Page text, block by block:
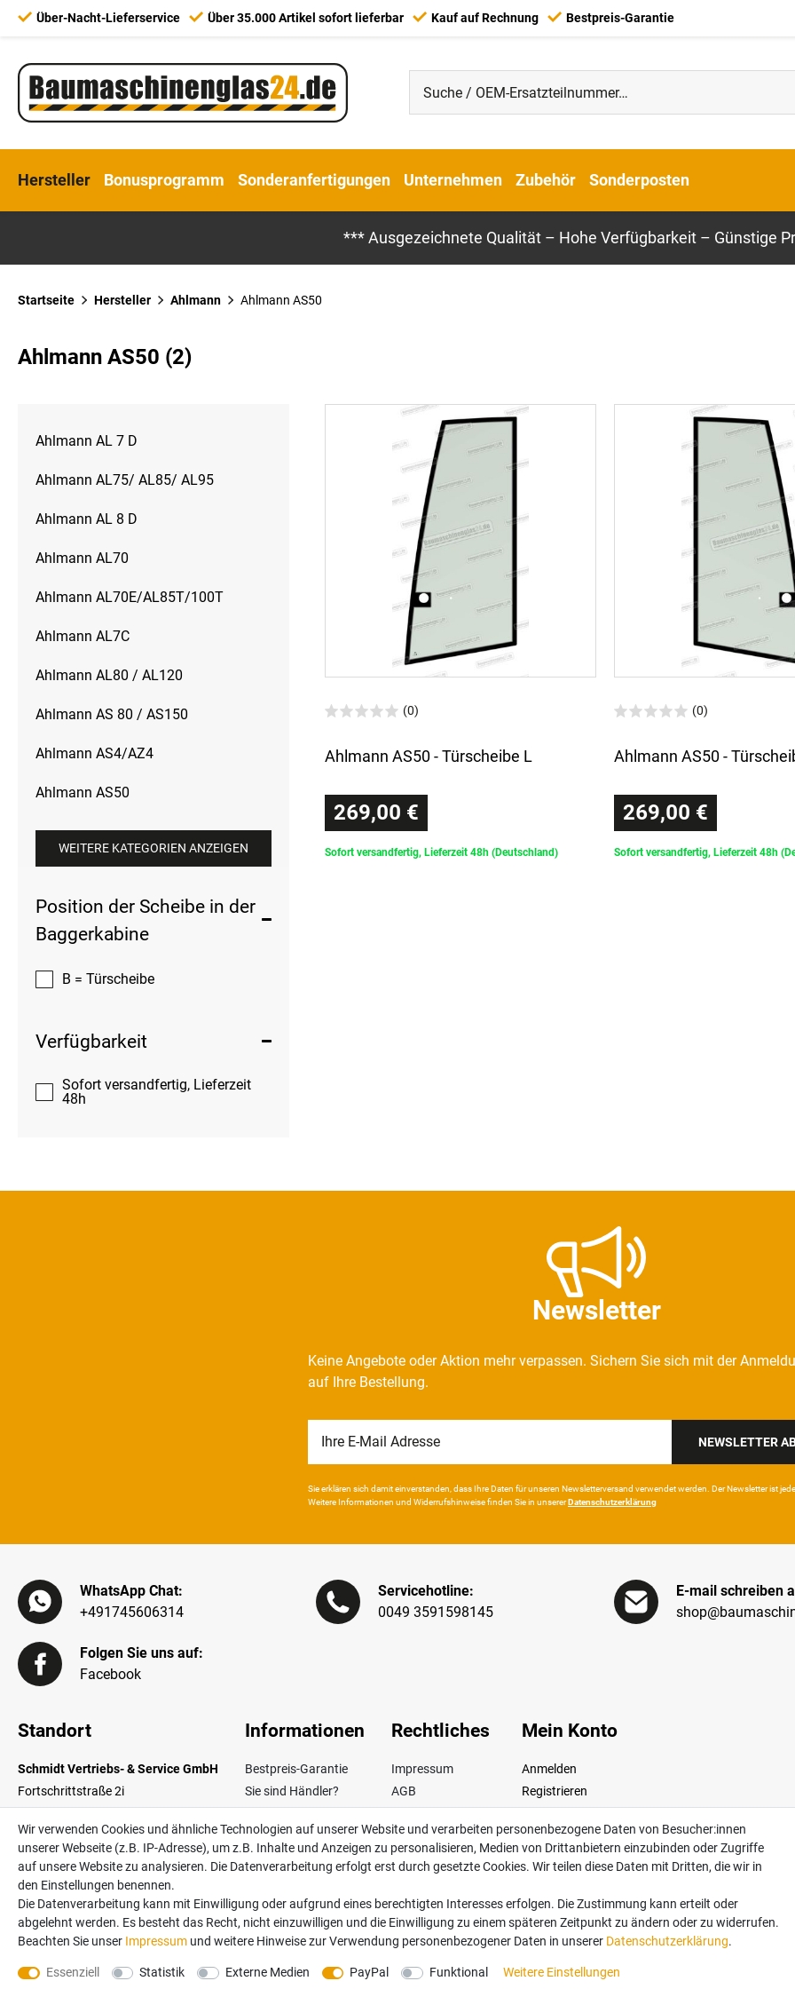
Über-Nacht-Lieferservice Über 35.000 Artikel sofort lieferbar Kauf auf Rechnung Bestpreis-Garantie
Hersteller Bonusprogramm Sonderanfertigungen Unternehmen Zubehör Sonderposten
*** Ausgezeichnete Qualität – Hohe Verfügbarkeit – Günstige
Startseite Hersteller Ahlmann Ahlmann AS50
Ahlmann AS50 (2)
Ahlmann AL 7 D
Ahlmann AL75/ AL85/ AL95
Ahlmann AL 8 D
Ahlmann AL70
Ahlmann AL70E/AL85T/100T
Ahlmann AL7C
Ahlmann AL80 / AL120
Ahlmann AS 80 / AS150
Ahlmann AS4/AZ4
Ahlmann AS50
WEITERE KATEGORIEN ANZEIGEN
Position der Scheibe in der
Baggerkabine
B = Türscheibe
Verfügbarkeit
Sofort versandfertig, Lieferzeit
48h
(0)
Ahlmann AS50 - Türscheibe L
269,00 €
Sofort versandfertig, Lieferzeit 48h (Deutschland)
(0)
Ahlmann AS50 -
269,00 €
Sofort versandfertig, Lieferzeit 48h
Newsletter
Keine Angebote oder Aktion mehr verpassen. Sichern Sie sich mit der
auf Ihre Bestellung.
Honig
NEWSLETTER
Sie erklären sich damit ein­ver­standen, dass Ihre Da­ten für unseren News­letter­versand ver­wen­det werden. Der News­letter ist
Weitere Infor­mationen und Wider­rufshin­weise finden Sie in unsererDaten­schutz­erklärung
WhatsApp Chat:
+491745606314
Servicehotline:
0049 3591598145
E-mail schreiben
Folgen Sie uns auf:
Facebook
Standort
Schmidt Vertriebs- & Service GmbH
Fortschrittstraße 2i
Germany
Informationen
Bestpreis-Garantie
Sie sind Händler?
Lieferinformationen
Rechtliches
Impressum
AGB
Datenschutz
Vertrag widerrufen
Mein Konto
Anmelden
Registrieren
Alle Preise in Euro und inkl. der gesetzlichen Mehrwertsteuer ggf. zzgl. Versandkosten. Lieferung innerhalb Deutschlands. Änderungen und Irrtümer vorbehalten.
©2026 Schmidt Vertriebs- & Service GmbH / powered by
Wir verwenden Cookies und ähnliche Technologien auf unserer Website und verarbeiten personenbezogene Daten von Besucher:innen
unserer Webseite (z.B. IP-Adresse), um z.B. Inhalte und Anzeigen zu personalisieren, Medien von Drittanbietern einzubinden oder Zugriffe
auf unsere Website zu analysieren. Die Datenverarbeitung erfolgt erst durch gesetzte Cookies. Wir teilen diese Daten mit Dritten, die wir in
den Einstellungen benennen.
Die Datenverarbeitung kann mit Einwilligung oder aufgrund eines berechtigten Interesses erfolgen. Die Zustimmung kann erteilt oder
abgelehnt werden. Es besteht das Recht, nicht einzuwilligen und die Einwilligung zu einem späteren Zeitpunkt zu ändern oder zu widerrufen.
Beachten Sie unser Impressum und weitere Hinweise zur Verwendung personenbezogener Daten in unserer Daten­schutz­erklärung.
Essenziell Statistik Externe Medien PayPal Funktional Weitere Einstellungen